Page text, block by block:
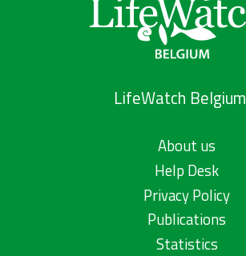
LifeWatch Belgium
About us
Help Desk
Privacy Policy
Publications
Statistics